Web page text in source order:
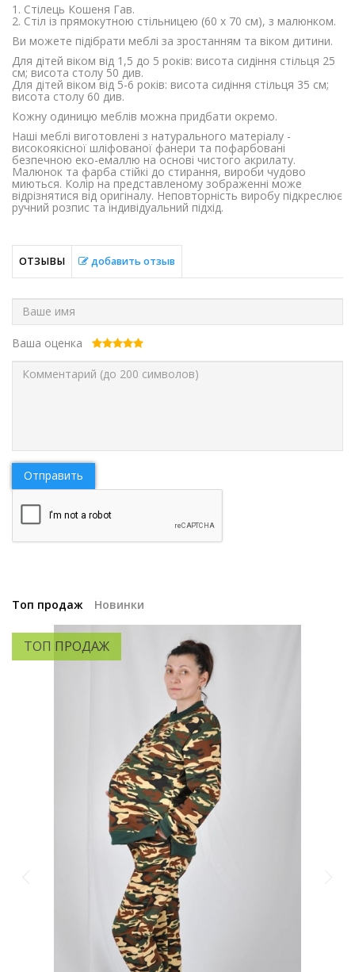
1. Стілець Кошеня Гав.
2. Стіл із прямокутною стільницею (60 х 70 см), з малюнком.
Ви можете підібрати меблі за зростанням та віком дитини.
Для дітей віком від 1,5 до 5 років: висота сидіння стільця 25
см; висота столу 50 див.
Для дітей віком від 5-6 років: висота сидіння стільця 35 см;
висота столу 60 див.
Кожну одиницю меблів можна придбати окремо.
Наші меблі виготовлені з натурального матеріалу -
високоякісної шліфованої фанери та пофарбовані
безпечною еко-емаллю на основі чистого акрилату.
Малюнок та фарба стійкі до стирання, вироби чудово
миються. Колір на представленому зображенні може
відрізнятися від оригіналу. Неповторність виробу підкреслює
ручний розпис та індивідуальний підхід.
ОТЗЫВЫ добавить отзыв
Ваша оценка
Отправить
Топ продаж Новинки
ТОП ПРОДАЖ